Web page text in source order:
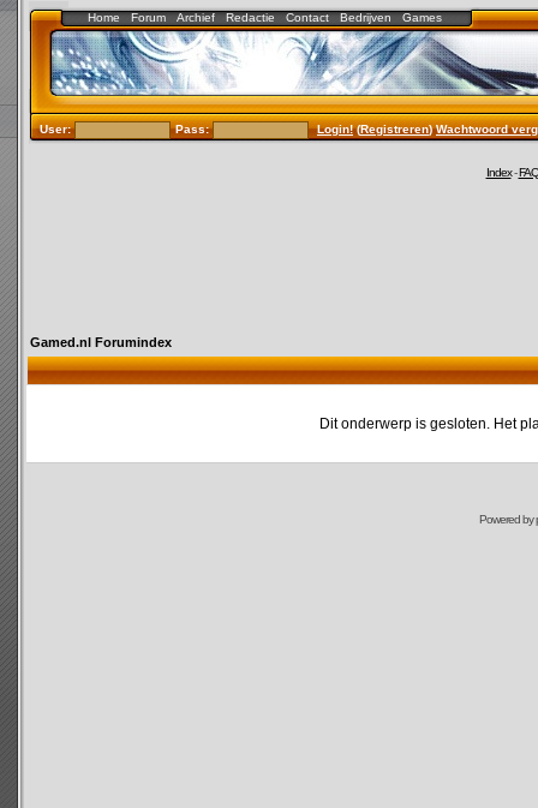
Home Forum Archief Redactie Contact Bedrijven Games
User: Pass: Login!(Registreren)Wachtwoord
Index-FAQ
Gamed.nl Forumindex
Dit onderwerp is gesloten. Het
Powered by